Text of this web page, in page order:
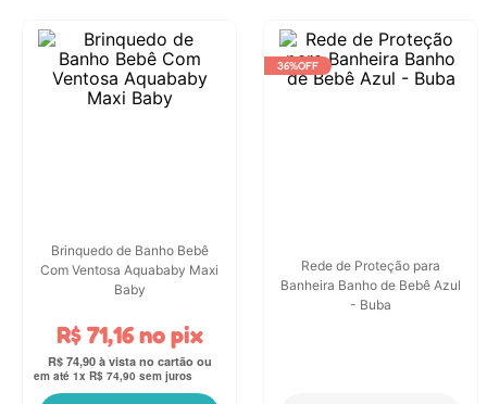
Brinquedo de Banho Bebê
Com Ventosa Aquababy Maxi
Baby
R$ 71,16no pix
R$ 74,90
em até 1x R$ 74,90 sem juros
36%OFF
Rede de Proteção para
Banheira Banho de Bebê Azul
- Buba